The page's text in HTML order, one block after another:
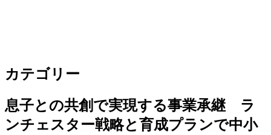
カテゴリー
息子との共創で実現する事業承継 ラ
ンチェスター戦略と育成プランで中小